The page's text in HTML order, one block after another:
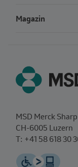
Magazin
MSD Merck
CH‑6005 Luzern
T: +41 58 618 30